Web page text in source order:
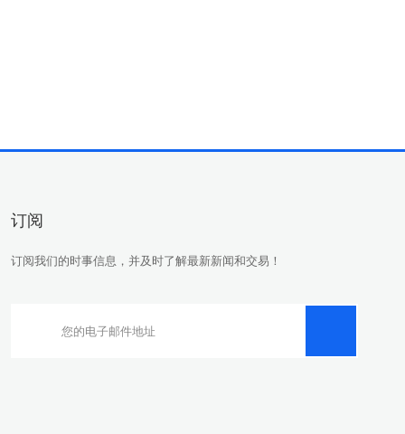
订阅
订阅我们的时事信息，并及时了解最新新闻和交易！